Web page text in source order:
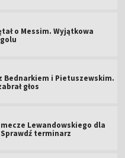
o Messim. Wyjątkowa
Bednarkiem i Pietuszewskim.
głos
Lewandowskiego dla
terminarz